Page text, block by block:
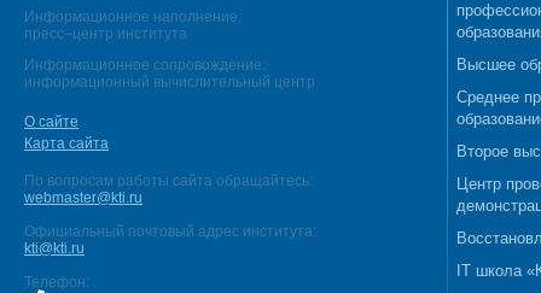
Информационное наполнение:
пресс–центр института
Информационное сопровождение:
информационный вычислительный центр
О сайте
Карта сайта
По вопросам работы сайта обращайтесь:
webmaster@kti.ru
Официальный почтовый адрес института:
kti@kti.ru
Телефон:
Высшее
Среднее
Второе
Центр
IT школа